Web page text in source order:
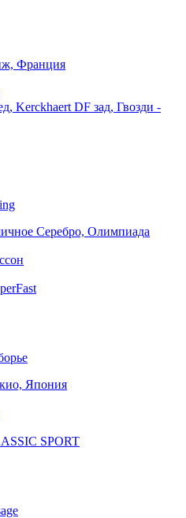
Франция
Kerckhaert DF зад, Гвозди -
Серебро, Олимпиада
Япония
SPORT